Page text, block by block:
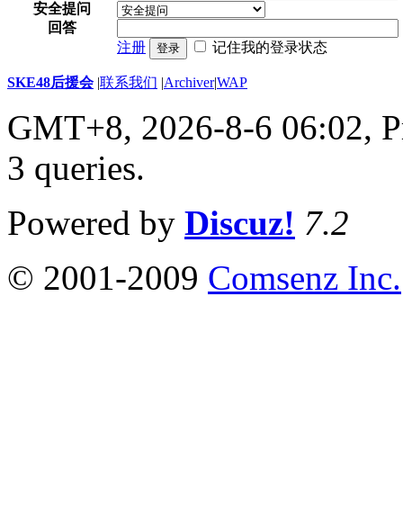
安全提问
回答
注册
登录 记住我的登录状态
SKE48后援会 |联系我们 |Archiver|WAP
GMT+8, 2026-8-6 06:02,
3 queries.
Powered by Discuz! 7.2
© 2001-2009 Comsenz Inc.